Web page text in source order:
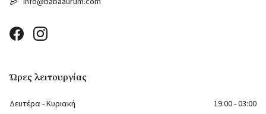
Ώρες λειτουργίας
Δευτέρα - Κυριακή 19:00 - 03:00